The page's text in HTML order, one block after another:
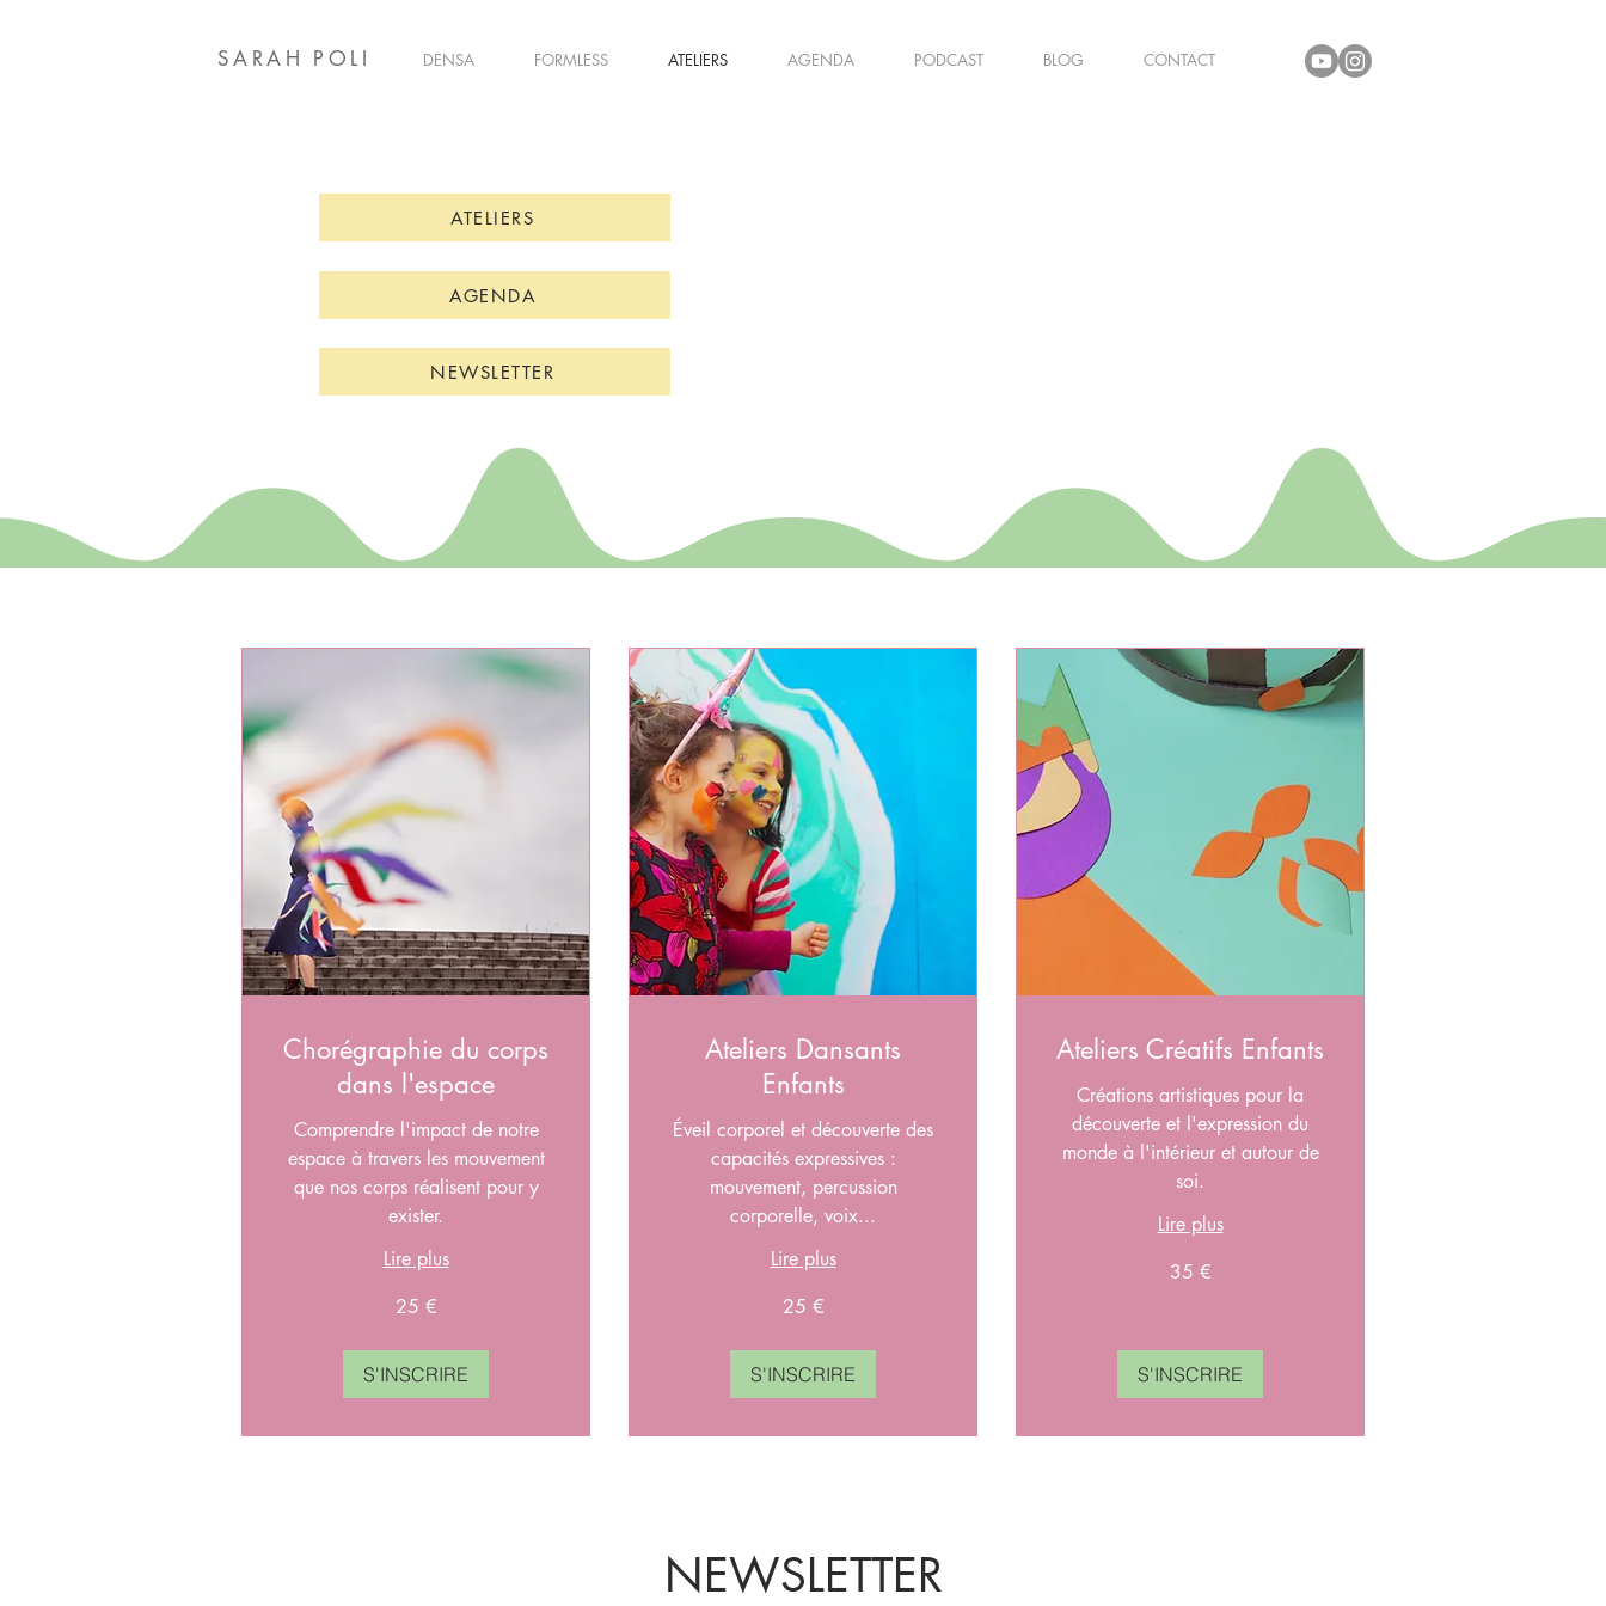
SARAH POLI DENSA FORMLESS ATELIERS AGENDA PODCAST BLOG CONTACT
ATELIERS
AGENDA
NEWSLETTER
Chorégraphie du corps
dans l'espace
Comprendre l'impact de notre
espace à travers les mouvement
que nos corps réalisent pour y
exister.
Lire plus
25 €
S'INSCRIRE
Ateliers Dansants
Enfants
Éveil corporel et découverte des
capacités expressives :
mouvement, percussion
corporelle, voix...
Lire plus
25 €
S'INSCRIRE
Ateliers Créatifs Enfants
Créations artistiques pour la
découverte et l'expression du
monde à l'intérieur et autour de
soi.
Lire plus
35 €
S'INSCRIRE
NEWSLETTER